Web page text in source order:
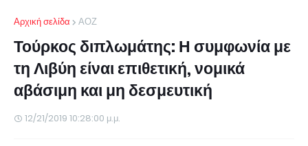
Αρχική σελίδα ΑΟΖ
Τούρκος διπλωμάτης: Η συμφωνία με
τη Λιβύη είναι επιθετική, νομικά
αβάσιμη και μη δεσμευτική
12/21/2019 10:28:00 μ.μ.